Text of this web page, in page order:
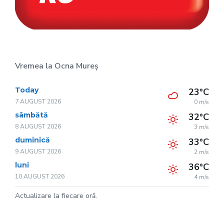
Vremea la Ocna Mureș
Today
7 AUGUST 2026
23°C
0 m/s
sâmbătă
8 AUGUST 2026
32°C
3 m/s
duminică
9 AUGUST 2026
33°C
2 m/s
luni
10 AUGUST 2026
36°C
4 m/s
Actualizare la fiecare oră.